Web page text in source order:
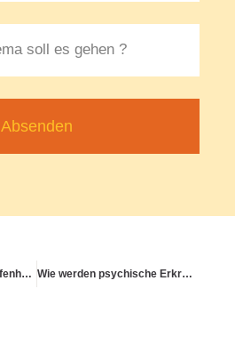
Absenden
Wie kann ich im Team Offenheit für Gesundheitsfragen stärken? Wie werden psychische Erkrankungen in der GKV behandelt?